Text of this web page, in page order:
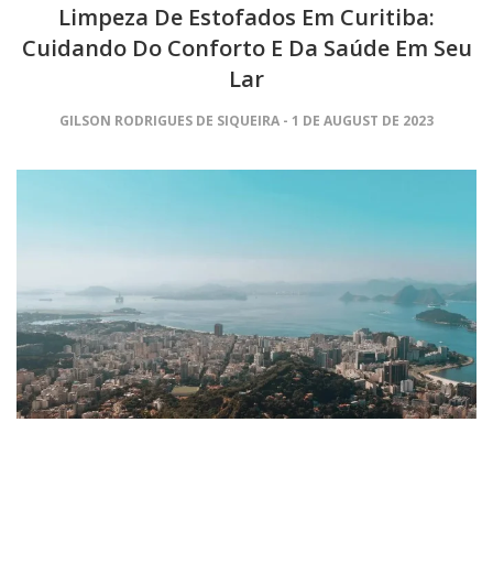
Limpeza De Estofados Em Curitiba:
Cuidando Do Conforto E Da Saúde Em Seu
Lar
GILSON RODRIGUES DE SIQUEIRA 1 DE AUGUST DE 2023